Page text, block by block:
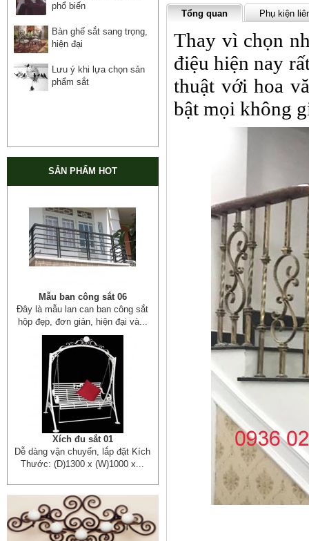
phổ biến
Bàn ghế sắt sang trọng,
hiện đại
Lưu ý khi lựa chọn sản
phẩm sắt
SẢN PHẨM HOT
Mẫu giường sắt đẹp _ 51
Giường sắt đẹp phong cách hiện
đại phù hợp nhiều lứa tuổi
Giường sắt đủ mọi...
Lá thép đúc - phụ kiện sắt mỹ
thuật
Tổng quan Phụ kiện
Thay vì chọn
điệu hiện nay
thuật với hoa
bật mọi không